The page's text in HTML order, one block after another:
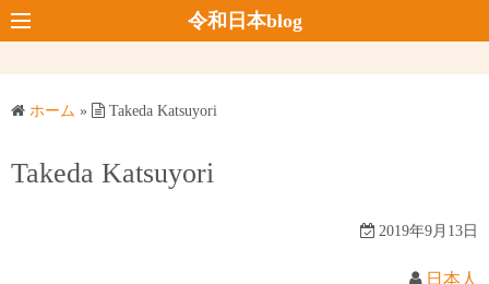
コ
ン
ス
令和日本blog
ホーム » Takeda Katsuyori
Takeda Katsuyori
2019年9月13日
日本人